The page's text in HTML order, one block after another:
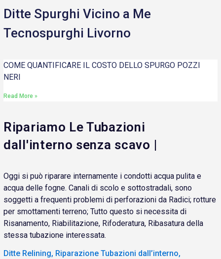
Ditte Spurghi Vicino a Me
Tecnospurghi Livorno
COME QUANTIFICARE IL COSTO DELLO SPURGO POZZI
NERI
Read More »
Ripariamo Le Tubazioni
dall'interno senza scavo |
Oggi si può riparare internamente i condotti acqua pulita e
acqua delle fogne. Canali di scolo e sottostradali, sono
soggetti a frequenti problemi di perforazioni da Radici; rotture
per smottamenti terreno; Tutto questo si necessita di
Risanamento, Riabilitazione, Rifoderatura, Ribasatura della
stessa tubazione interessata.
Ditte Relining, Riparazione Tubazioni dall’interno,